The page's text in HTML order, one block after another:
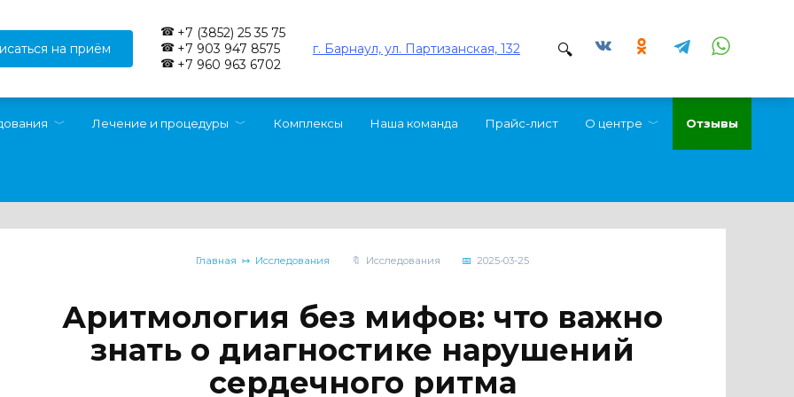
на приём
+7 (3852) 25 35 75
+7 903 947 8575
+7 960 963 6702
г. Барнаул, ул. Партизанская, 132
Лечение и процедуры Комплексы Наша команда Прайс-лист О центре Отзывы
Главная Исследования Исследования 2025-03-25
Аритмология без мифов: что важно
знать о диагностике нарушений
сердечного ритма